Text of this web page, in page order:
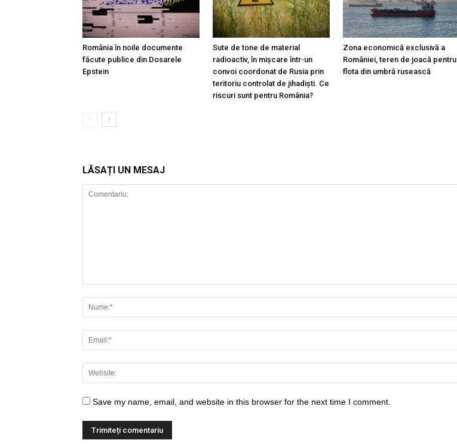
România în noile documente
făcute publice din Dosarele
Epstein
Sute de tone de material
radioactiv, în mișcare într-un
convoi coordonat de Rusia prin
teritoriu controlat de jihadiști. Ce
riscuri sunt pentru România?
Zona economică exclusivă a
României, teren de joacă pentru
flota din umbră rusească
LĂSAȚI UN MESAJ
Save my name, email, and website in this browser for the next time I comment.